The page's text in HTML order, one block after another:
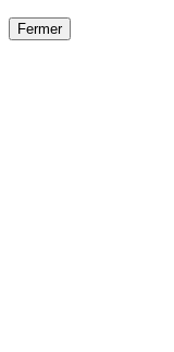
Fermer